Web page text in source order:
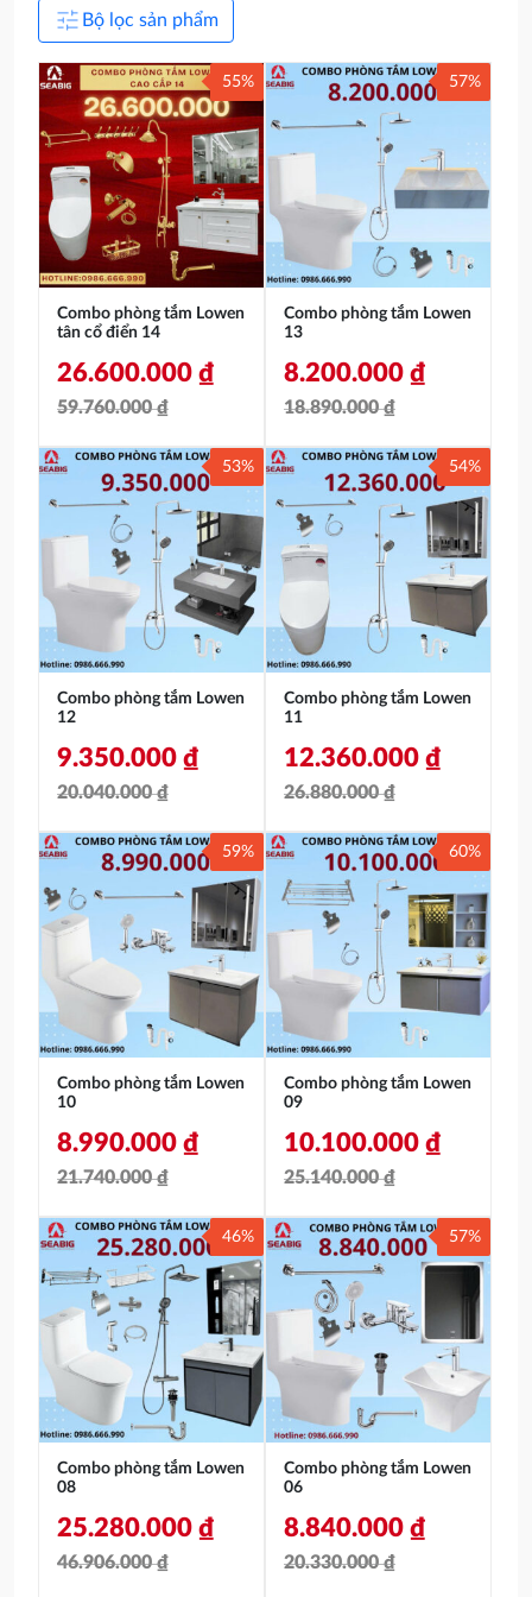
tune Bộ lọc sản phẩm
Combo phòng tắm Lowen
tân cổ điển 14
59.760.000₫
gốc
là:
59.760.000 ₫.
26.600.000 ₫
hiện
tại
26.600.000 ₫.
55%
Combo phòng tắm Lowen
13
18.890.000₫
gốc
là:
18.890.000 ₫.
8.200.000 ₫
hiện
tại
là:
8.200.000 ₫.
57%
Combo phòng tắm Lowen
12
20.040.000₫
gốc
là:
20.040.000 ₫.
9.350.000 ₫
hiện
tại
là:
9.350.000 ₫.
53%
Combo phòng tắm Lowen
11
26.880.000₫
gốc
là:
26.880.000 ₫.
12.360.000 ₫
hiện
tại
12.360.000 ₫.
54%
Combo phòng tắm Lowen
10
21.740.000₫
gốc
là:
21.740.000 ₫.
8.990.000 ₫
hiện
tại
là:
8.990.000 ₫.
59%
Combo phòng tắm Lowen
09
25.140.000₫
gốc
25.140.000 ₫.
10.100.000 ₫
hiện
10.100.000 ₫.
60%
Combo phòng tắm Lowen
08
46.906.000₫
25.280.000 ₫
46%
Combo phòng tắm Lowen
06
20.330.000₫
8.840.000 ₫
57%